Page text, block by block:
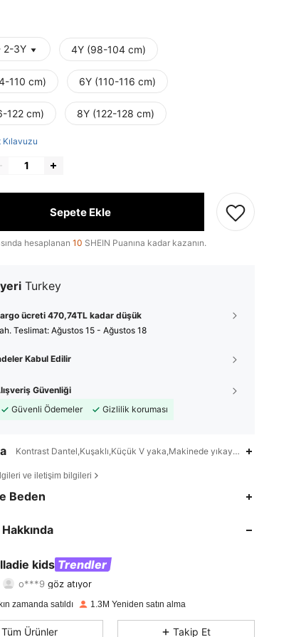
2-3Y 4Y (98-104 cm)
110 cm) 6Y (110-116 cm)
122 cm) 8Y (122-128 cm)
Kılavuzu
Sepete Ekle
hesaplanan 10 SHEIN Puanına kadar kazanın.
Turkey
ücreti 470,74TL kadar düşük
Teslimat: Ağustos 15 - Ağustos 18
Kabul Edilir
Güvenliği
Güvenli Ödemeler
Gizlilik koruması
Kontrast Dantel,Kuşaklı,Küçük V yaka,Makinede yıkayın, kuru
ve iletişim bilgileri
Beden
kids Trendler
göz atıyor
Derecelendirme
zamanda satıldı 1.3M Yeniden satın alma
Tüm Ürünler Takip Et